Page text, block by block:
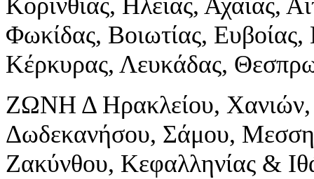
Κορινθίας, Ηλείας, Αχαΐας,
Φωκίδας, Βοιωτίας,
Κέρκυρας, Λευκάδας,
ΖΩΝΗ Δ Ηρακλείου, Χανιών,
Δωδεκανήσου, Σάμου,
Ζακύνθου, Κεφαλληνίας &